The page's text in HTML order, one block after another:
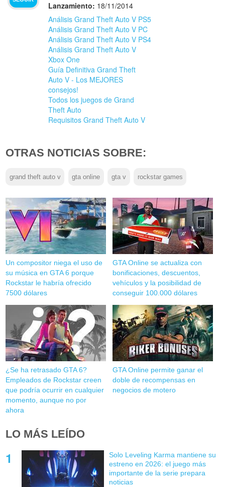
Lanzamiento: 18/11/2014
Análisis Grand Theft Auto V PS5
Análisis Grand Theft Auto V PC
Análisis Grand Theft Auto V PS4
Análisis Grand Theft Auto V
Xbox One
Guía Definitiva Grand Theft
Auto V - Los MEJORES
consejos!
Todos los juegos de Grand
Theft Auto
Requisitos Grand Theft Auto V
OTRAS NOTICIAS SOBRE:
grand theft auto v gta online gta v rockstar games
Un compositor niega el uso de
su música en GTA 6 porque
Rockstar le habría ofrecido
7500 dólares
GTA Online se actualiza con
bonificaciones, descuentos,
vehículos y la posibilidad de
conseguir 100.000 dólares
¿Se ha retrasado GTA 6?
Empleados de Rockstar creen
que podría ocurrir en cualquier
momento, aunque no por
ahora
GTA Online permite ganar el
doble de recompensas en
negocios de motero
LO MÁS LEÍDO
Solo Leveling Karma mantiene su
estreno en 2026: el juego más
importante de la serie prepara
noticias